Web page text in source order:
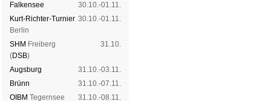
Fal­ken­see
30.10.-01.11.
Kurt-Rich­ter-Tur­nier
Ber­lin
30.10.-01.11.
SHM Frei­berg
(DSB)
31.10.
Augs­burg
31.10.-03.11.
Brünn
31.10.-07.11.
OIBM Tegern­see
31.10.-08.11.